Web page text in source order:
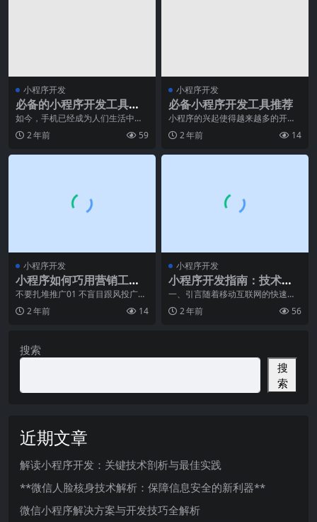
小程序开发
必备的小程序开发工具：
提高开发效率的利器
如今，手机已经成为人们生活中不
可或缺的一部分，而小程序则以其
轻便、便捷的特点，迅
2 年前 59
小程序开发
必备小程序开发工具推荐
小程序的兴起使得越来越多的开发
者投身于这个热门领域。然而，要
开发一款成功的小程序
2 年前 14
小程序开发
小程序如何巧用营销工具
实现引流推广？
不要扎堆推广01 不盲目跟风投广
告，可考虑地方自媒体618期间，
商家和平台都会大
2 年前 14
小程序开发
小程序开发指南：技术选
型与架构设计
一、引言随着移动互联网的快速发
展，小程序已经成为了越来越多企
业和个人开发者的首选
2 年前 56
搜索
搜
索
近期文章
解读小程序开发：关键技术剖析与最佳实践
**微信人脸核身技术解析：保障信息安全的新利器**
微信小程序解决方案与开发技巧全解析